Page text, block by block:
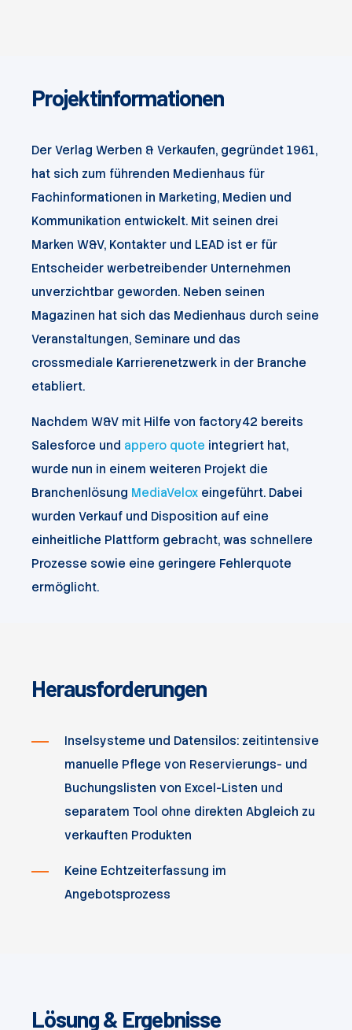
Projektinformationen
Der Verlag Werben & Verkaufen, gegründet 1961,
hat sich zum führenden Medienhaus für
Fachinformationen in Marketing, Medien und
Kommunikation entwickelt. Mit seinen drei
Marken W&V, Kontakter und LEAD ist er für
Entscheider werbetreibender Unternehmen
unverzichtbar geworden. Neben seinen
Magazinen hat sich das Medienhaus durch seine
Veranstaltungen, Seminare und das
crossmediale Karrierenetzwerk in der Branche
etabliert.
Nachdem W&V mit Hilfe von factory42 bereits
Salesforce und appero quote integriert hat,
wurde nun in einem weiteren Projekt die
Branchenlösung MediaVelox eingeführt. Dabei
wurden Verkauf und Disposition auf eine
einheitliche Plattform gebracht, was schnellere
Prozesse sowie eine geringere Fehlerquote
ermöglicht.
Herausforderungen
Inselsysteme und Datensilos: zeitintensive
manuelle Pflege von Reservierungs- und
Buchungslisten von Excel-Listen und
separatem Tool ohne direkten Abgleich zu
verkauften Produkten
Keine Echtzeiterfassung im
Angebotsprozess
Lösung & Ergebnisse